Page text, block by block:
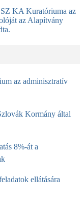
Kuratóriuma az
az Alapítvány
adminisztratív
Kormány által
8%-át a
ellátására